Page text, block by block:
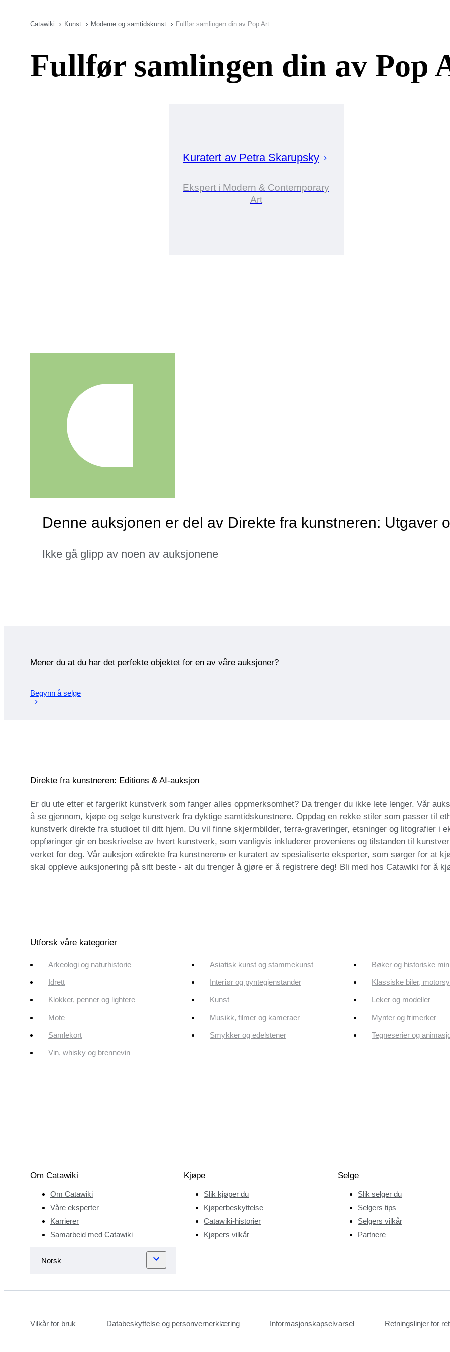
Catawiki Kunst Moderne og samtidskunst Fullfør samlingen din av Pop Art
Fullfør samlingen din av Pop
Kuratert av Petra Skarupsky
Ekspert i Modern & Contemporary
Art
Denne auksjonen er del av Direkte fra kunstneren: Utgaver
Ikke gå glipp av noen av auksjonene
Mener du at du har det perfekte objektet for en av våre auksjoner?
Begynn å selge
Direkte fra kunstneren: Editions & AI-auksjon
Er du ute etter et fargerikt kunstverk som fanger alles oppmerksomhet? Da trenger du ikke lete lenger. Vår
å se gjennom, kjøpe og selge kunstverk fra dyktige samtidskunstnere. Oppdag en rekke stiler som passer til
kunstverk direkte fra studioet til ditt hjem. Du vil finne skjermbilder, terra-graveringer, etsninger og litografier i
oppføringer gir en beskrivelse av hvert kunstverk, som vanligvis inkluderer proveniens og tilstanden til
verket for deg. Vår auksjon «direkte fra kunstneren» er kuratert av spesialiserte eksperter, som sørger for at
skal oppleve auksjonering på sitt beste - alt du trenger å gjøre er å registrere deg! Bli med hos Catawiki for å
Utforsk våre kategorier
Arkeologi og naturhistorie Asiatisk kunst og stammekunst Bøker og historiske
Idrett Interiør og pyntegjenstander Klassiske biler,
Klokker, penner og lightere Kunst Leker og modeller
Mote Musikk, filmer og kameraer Mynter og frimerker
Samlekort Smykker og edelstener Tegneserier og
Vin, whisky og brennevin
Om Catawiki
Om Catawiki
Våre eksperter
Karrierer
Samarbeid med Catawiki
Kjøpe
Slik kjøper du
Kjøperbeskyttelse
Catawiki-historier
Kjøpers vilkår
Selge
Slik selger du
Selgers tips
Selgers vilkår
Partnere
Vilkår for bruk Databeskyttelse og personvernerklæring Informasjonskapselvarsel Retningslinjer for